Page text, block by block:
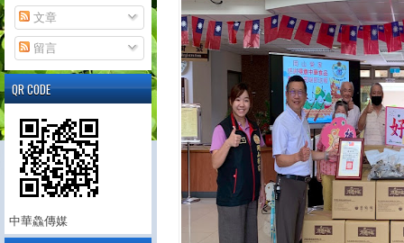
文章
留言
QR CODE
中華鱻傳媒